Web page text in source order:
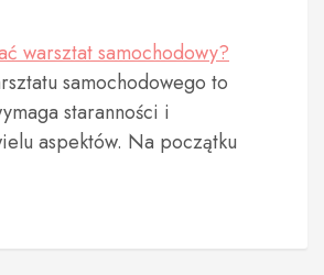
warsztat samochodowy?
samochodowego to
staranności i
aspektów. Na początku